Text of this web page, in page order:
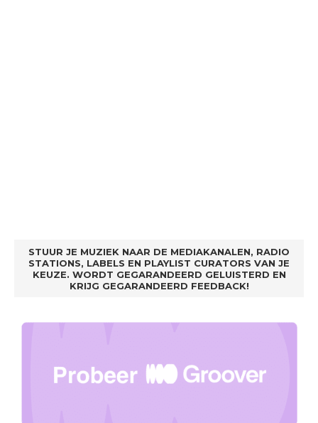
STUUR JE MUZIEK NAAR DE MEDIAKANALEN, RADIO
STATIONS, LABELS EN PLAYLIST CURATORS VAN JE
KEUZE. WORDT GEGARANDEERD GELUISTERD EN
KRIJG GEGARANDEERD FEEDBACK!